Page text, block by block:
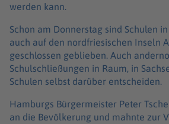
werden kann.
Schon am Donnerstag sind Schulen
auch auf den nordfriesischen Inseln
geschlossen geblieben. Auch
Schulschließungen in Raum, in
Schulen selbst darüber entscheiden.
Hamburgs Bürgermeister Peter
an die Bevölkerung und mahnte zur